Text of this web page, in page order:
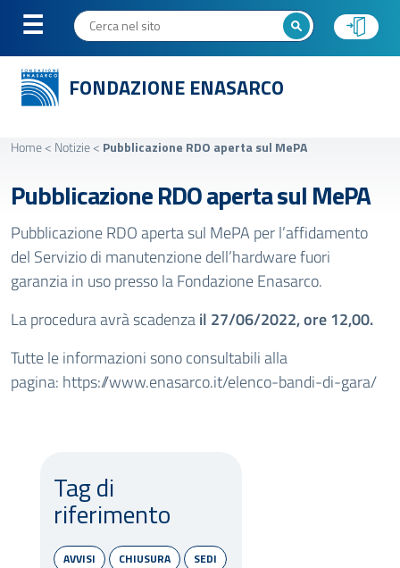
FONDAZIONE ENASARCO
Home< Notizie< Pubblicazione RDO aperta sul MePA
Pubblicazione RDO aperta sul MePA
Pubblicazione RDO aperta sul MePA per l’affidamento
del Servizio di manutenzione dell’hardware fuori
garanzia in uso presso la Fondazione Enasarco.
La procedura avrà scadenzail 27/06/2022, ore 12,00.
Tutte le informazioni sono consultabili alla
pagina: https://www.enasarco.it/elenco-bandi-di-gara/
Tag di
riferimento
AVVISI CHIUSURA SEDI